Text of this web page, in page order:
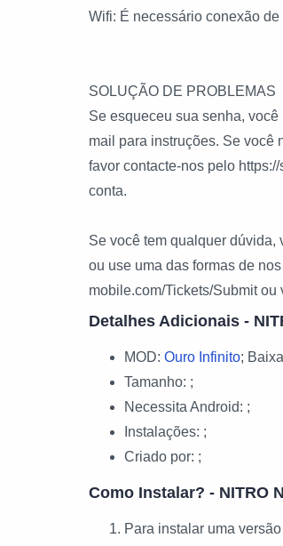
Wifi: É necessário conexão de
SOLUÇÃO DE PROBLEMAS
Se esqueceu sua senha,
mail para instruções. Se você
favor contacte-nos pelo
conta.
Se você tem qualquer dúvida,
ou use uma das formas de
mobile.com/Tickets/Submit
Detalhes Adicionais -
MOD: Ouro Infinito;
Tamanho: ;
Necessita Android: ;
Instalações: ;
Criado por: ;
Como Instalar? - NITRO
Para instalar uma